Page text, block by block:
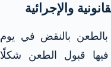
والإجرائية
بالنقض في يوم
فيها قبول الطعن شكلًا